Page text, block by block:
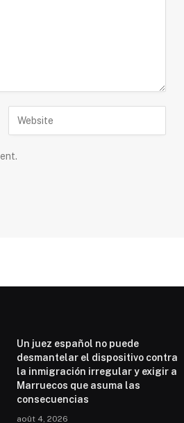
Un juez español no puede
desmantelar el dispositivo contra
la inmigración irregular y exigir a
Marruecos que asuma las
consecuencias
août 4, 2026